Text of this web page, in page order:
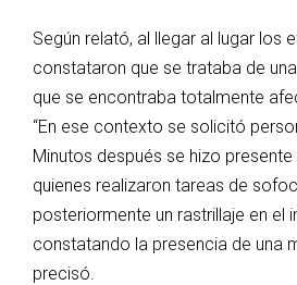
Según relató, al llegar al lugar los
constataron que se trataba de
que se encontraba totalmente
“En ese contexto se solicitó
Minutos después se hizo
quienes realizaron tareas de
posteriormente un rastrillaje en el
constatando la presencia de una
precisó.